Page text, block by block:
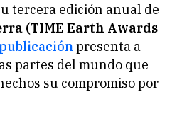
tercera edición anual de
(TIME Earth Awards
presenta a
partes del mundo que
su compromiso por